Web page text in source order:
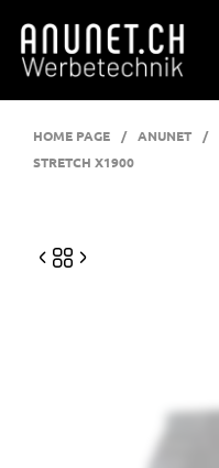
HOME PAGE / ANUNET /
STRETCH X1900